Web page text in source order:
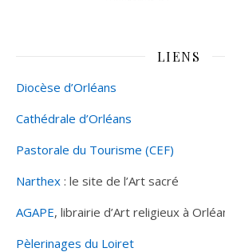
LIENS
Diocèse d’Orléans
Cathédrale d’Orléans
Pastorale du Tourisme (CEF)
Narthex : le site de l’Art sacré
AGAPE, librairie d’Art religieux à
Pèlerinages du Loiret